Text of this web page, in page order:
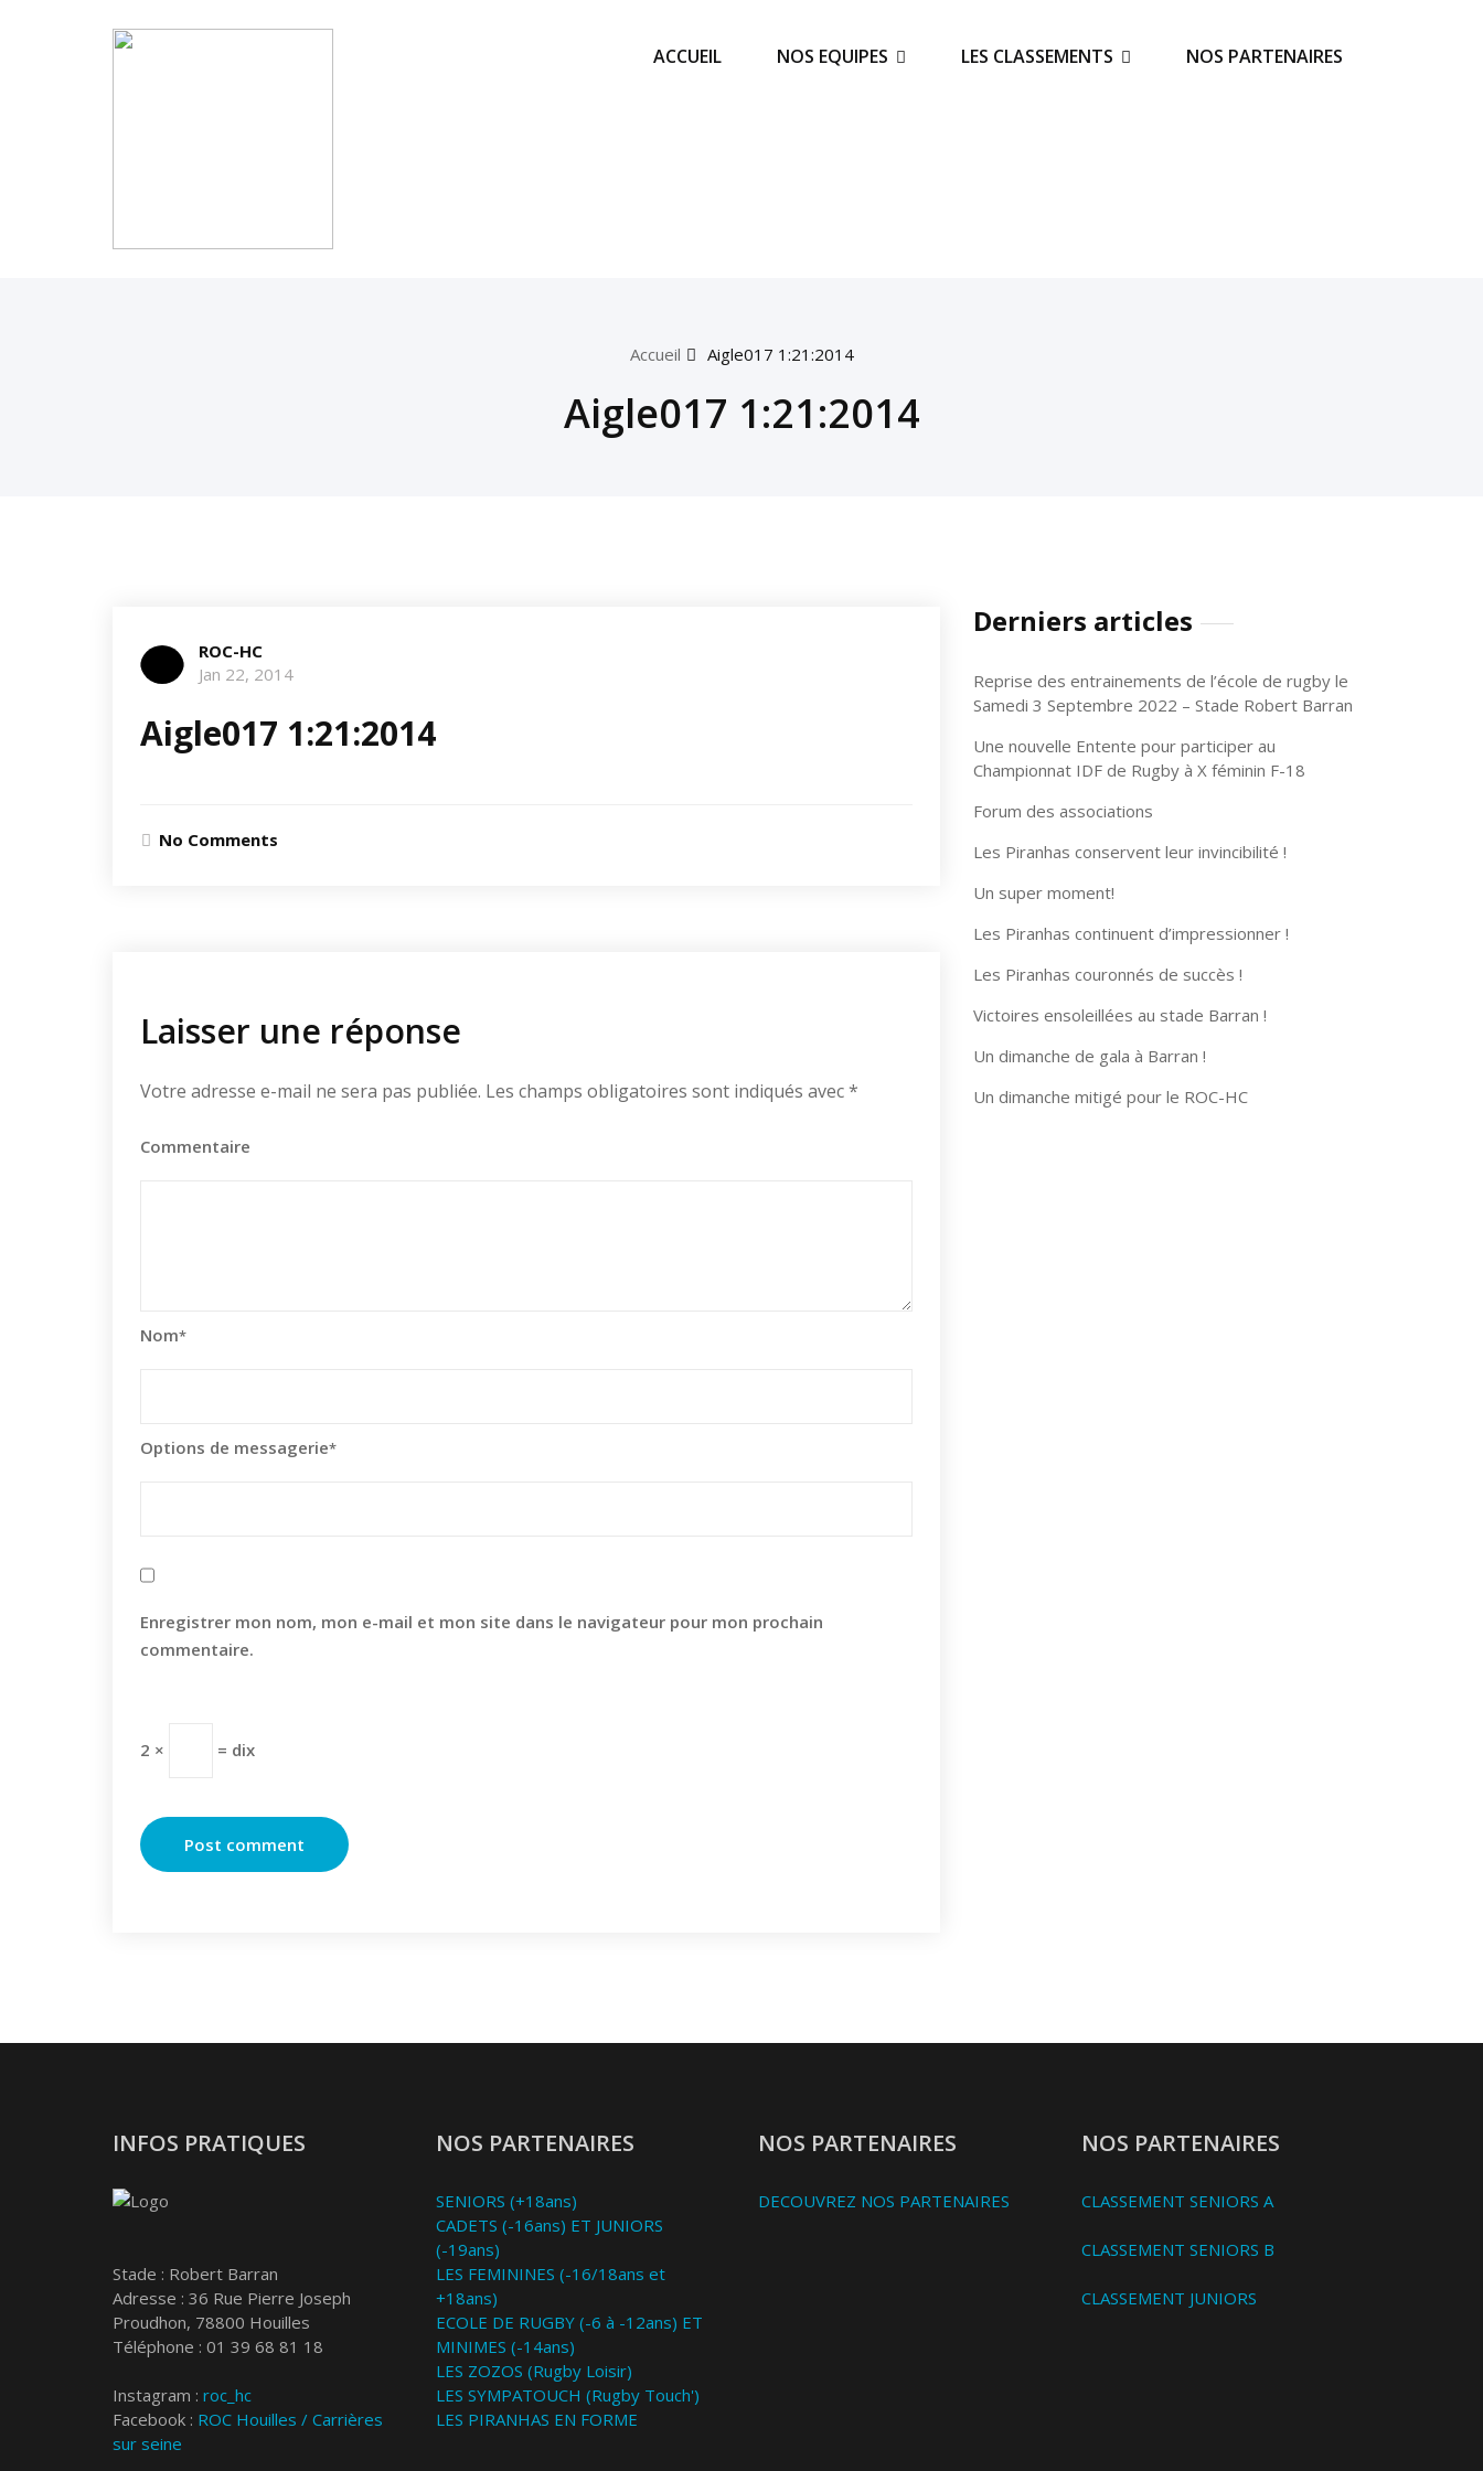
ACCUEIL NOS EQUIPES LES CLASSEMENTS NOS PARTENAIRES
Accueil Aigle017 1:21:2014
Aigle017 1:21:2014
ROC-HC
Jan 22, 2014
Aigle017 1:21:2014
No Comments
Laisser une réponse
Votre adresse e-mail ne sera pas publiée. Les champs obligatoires sont indiqués avec*
Commentaire
Nom*
Options de messagerie*
Enregistrer mon nom, mon e-mail et mon site dans le navigateur pour mon prochain
commentaire.
2 × = dix
Derniers articles
Reprise des entrainements de l’école de rugby le
Samedi 3 Septembre 2022 – Stade Robert Barran
Une nouvelle Entente pour participer au
Championnat IDF de Rugby à X féminin F-18
Forum des associations
Les Piranhas conservent leur invincibilité !
Un super moment!
Les Piranhas continuent d’impressionner !
Les Piranhas couronnés de succès !
Victoires ensoleillées au stade Barran !
Un dimanche de gala à Barran !
Un dimanche mitigé pour le ROC-HC
INFOS PRATIQUES
Stade : Robert Barran
Adresse : 36 Rue Pierre Joseph
Proudhon, 78800 Houilles
Téléphone : 01 39 68 81 18
Instagram : roc_hc
Facebook : ROC Houilles / Carrières
sur seine
NOS PARTENAIRES
SENIORS (+18ans)
CADETS (-16ans) ET JUNIORS
(-19ans)
LES FEMININES (-16/18ans et
+18ans)
ECOLE DE RUGBY (-6 à -12ans) ET
MINIMES (-14ans)
LES ZOZOS (Rugby Loisir)
LES SYMPATOUCH (Rugby Touch')
LES PIRANHAS EN FORME
NOS PARTENAIRES
DECOUVREZ NOS PARTENAIRES
NOS PARTENAIRES
CLASSEMENT SENIORS A
CLASSEMENT SENIORS B
CLASSEMENT JUNIORS